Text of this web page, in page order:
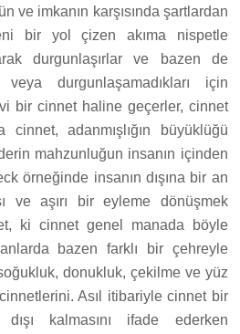
ve imkanın karşısında şartlardan
bir yol çizen akıma nispetle
durgunlaşırlar ve bazen de
durgunlaşamadıkları için
bir cinnet haline geçerler, cinnet
adanmışlığın büyüklüğü
mahzunluğun insanın içinden
örneğinde insanın dışına bir an
ve aşırı bir eyleme dönüşmek
ki cinnet genel manada böyle
bazen farklı bir çehreyle
soğukluk, donukluk, çekilme ve yüz
Asıl itibariyle cinnet bir
kalmasını ifade ederken